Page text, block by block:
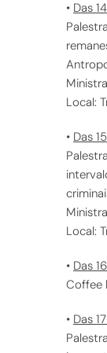
• Das
Local:
• Das
Local:
• Das
Coffee
• Das